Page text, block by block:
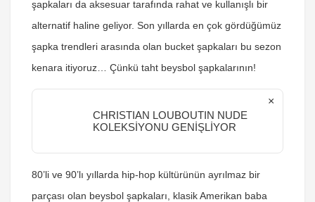
şapkaları da aksesuar tarafında rahat ve kullanışlı bir
alternatif haline geliyor. Son yıllarda en çok gördüğümüz
şapka trendleri arasında olan bucket şapkaları bu sezon
kenara itiyoruz… Çünkü taht beysbol şapkalarının!
CHRISTIAN LOUBOUTIN NUDE
KOLEKSİYONU GENİŞLİYOR
×
80’li ve 90’lı yıllarda hip-hop kültürünün ayrılmaz bir
parçası olan beysbol şapkaları, klasik Amerikan baba